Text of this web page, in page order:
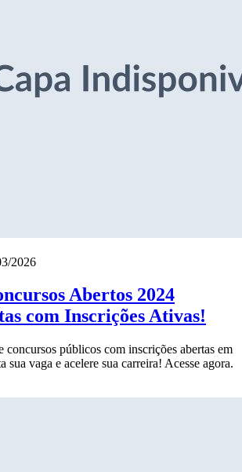
2026
Abertos 2024
com Inscrições Ativas!
concursos públicos com inscrições abertas em
sua vaga e acelere sua carreira! Acesse agora.